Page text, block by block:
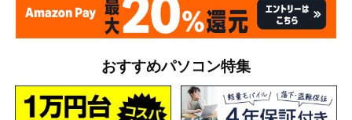
おすすめパソコン特集